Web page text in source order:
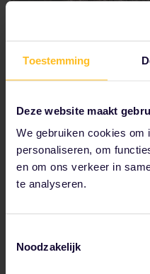
Toestemming
Deze website maakt
We gebruiken cookies om
personaliseren, om
en om ons verkeer in
te analyseren.
Noodzakelijk
Het is niet moeilijk om
met foto's van de
vind je alles van
dagen in de stralende
ongetwijfeld een goed
thuis blijft.